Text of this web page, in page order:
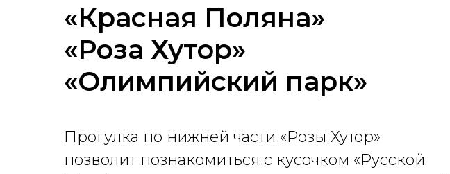
«Красная Поляна»
«Роза Хутор»
«Олимпийский парк»
Прогулка по нижней части «Розы Хутор»
позволит познакомиться с кусочком «Русской